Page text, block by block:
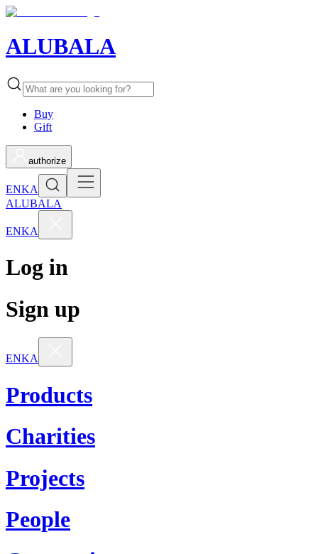
ALUBALA
Buy
Gift
authorize
ENKA
ALUBALA
ENKA
Log in
Sign up
ENKA
Products
Charities
Projects
People